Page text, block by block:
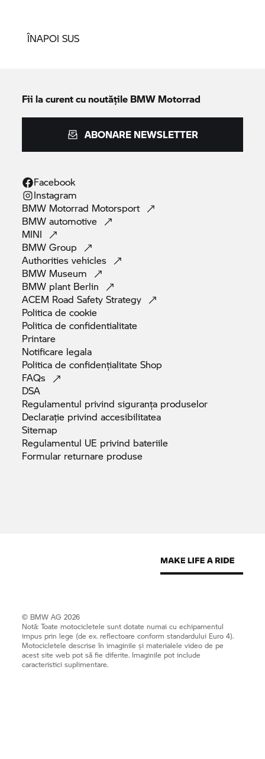
ÎNAPOI SUS
Fii la curent cu noutățile BMW Motorrad
ABONARE NEWSLETTER
Facebook
Instagram
BMW Motorrad Motorsport
BMWautomotive
MINI
BMWGroup
Authoritiesvehicles
BMW Museum
BMW plant Berlin
ACEM Road SafetyStrategy
Politica decookie
Politica deconfidentialitate
Printare
Notificare legala
Politica de confidențialitateShop
FAQs
DSA
Regulamentul privind siguranța produselor
Declarație privindaccesibilitatea
Sitemap
Regulamentul UE privind bateriile
Formular returnare produse
© BMW AG 2026
Notă: Toate motocicletele sunt dotate numai cu echipamentul
impus prin lege (de ex. reflectoare conform standardului Euro 4).
Motocicletele descrise în imaginile și materialele video de pe
acest site web pot să fie diferite. Imaginile pot include
caracteristici suplimentare.